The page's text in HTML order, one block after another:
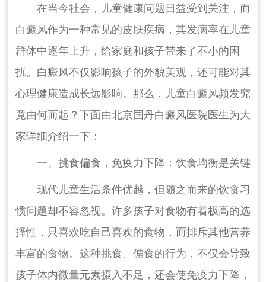
在当今社会，儿童健康问题日益受到关注，而
白癜风作为一种常见的皮肤疾病，其发病率在儿童
群体中逐年上升，给家庭和孩子带来了不小的困
扰。白癜风不仅影响孩子的外貌美观，还可能对其
心理健康造成长远影响。那么，儿童白癜风频发究
竟由何而起？下面由北京国丹白癜风医院医生为大
家详细介绍一下：
一、挑食偏食，免疫力下降：饮食均衡是关键
现代儿童生活条件优越，但随之而来的饮食习
惯问题却不容忽视。许多孩子对食物有着极高的选
择性，只喜欢吃自己喜欢的食物，而排斥其他营养
丰富的食物。这种挑食、偏食的行为，不仅会导致
孩子体内微量元素摄入不足，还会使免疫力下降，